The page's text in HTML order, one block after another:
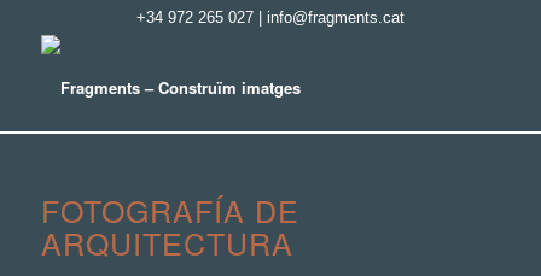
+34 972 265 027| info@fragments.cat
FOTOGRAFÍA DE
ARQUITECTURA